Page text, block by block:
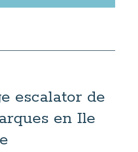
escalator de
en Ile